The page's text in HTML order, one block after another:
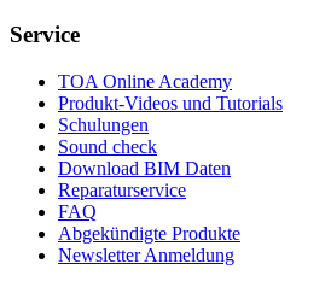
Service
TOA Online Academy
Produkt-Videos und Tutorials
Schulungen
Sound check
Download BIM Daten
Reparaturservice
FAQ
Abgekündigte Produkte
Newsletter Anmeldung